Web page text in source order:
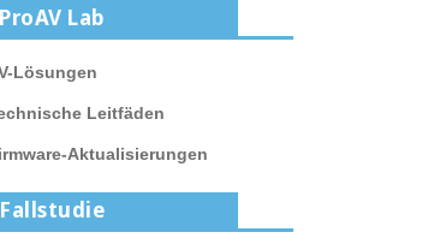
Besprechungsräume und
Klassenzimmer
ProAV Lab
Lösungen
Leitfäden
Aktualisierungen
Fallstudie